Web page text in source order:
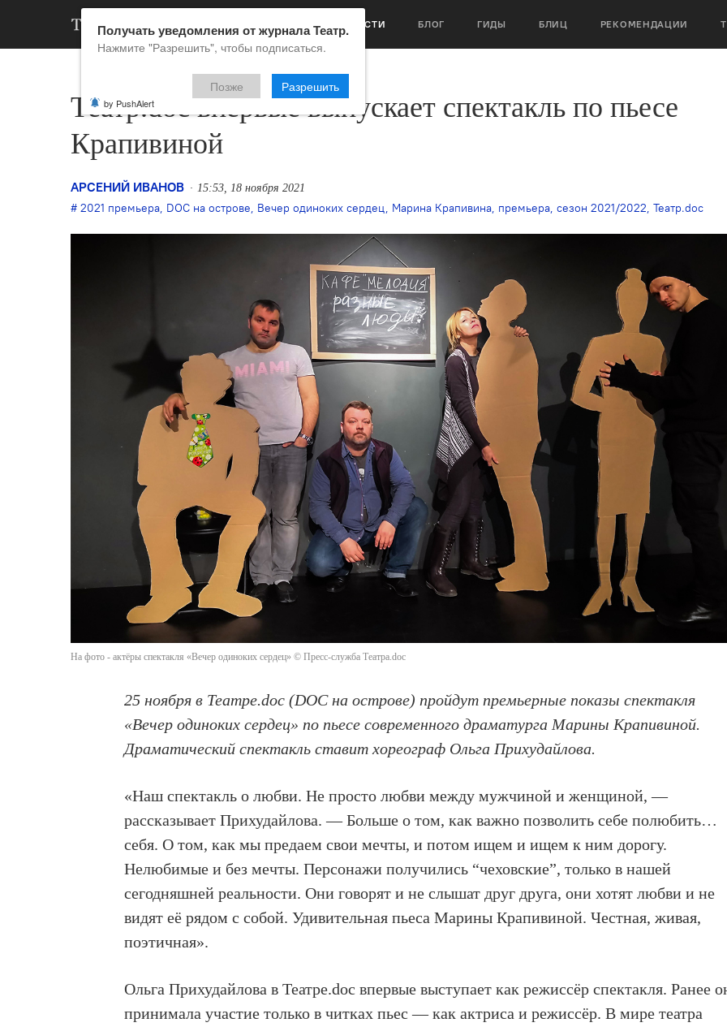
НОВОСТИ БЛОГ ГИДЫ БЛИЦ РЕКОМЕНДАЦИИ
Театр.doc впервые выпускает спектакль по пьесе
Крапивиной
АРСЕНИЙ ИВАНОВ 15:53, 18 ноября 2021
2021 премьера, DOC на острове, Вечер одиноких сердец, Марина Крапивина, премьера, сезон 2021/2022, Театр.doc
На фото - актёры спектакля «Вечер одиноких сердец» © Пресс-служба Театра.doc
25 ноября в Театре.doc (DOC на острове) пройдут премьерные показы спектакля
«Вечер одиноких сердец» по пьесе современного драматурга Марины Крапивиной.
Драматический спектакль ставит хореограф Ольга Прихудайлова.
«Наш спектакль о любви. Не просто любви между мужчиной и женщиной, —
рассказывает Прихудайлова. — Больше о том, как важно позволить себе полюбить…
себя. О том, как мы предаем свои мечты, и потом ищем и ищем к ним дорогу.
Нелюбимые и без мечты. Персонажи получились “чеховские”, только в нашей
сегодняшней реальности. Они говорят и не слышат друг друга, они хотят любви и не
видят её рядом с собой. Удивительная пьеса Марины Крапивиной. Честная, живая,
поэтичная».
Ольга Прихудайлова в Театре.doc впервые выступает как режиссёр спектакля. Ранее
принимала участие только в читках пьес — как актриса и режиссёр. В мире театра
Получать уведомления от журнала Театр.
Нажмите "Разрешить", чтобы подписаться.
Позже Разрешить
by PushAlert